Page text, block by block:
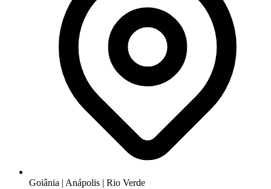
Goiânia | Anápolis | Rio Verde